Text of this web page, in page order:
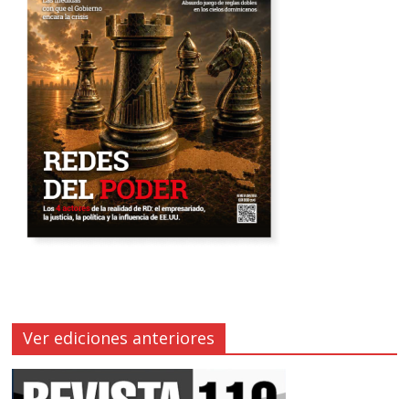
Ver ediciones anteriores